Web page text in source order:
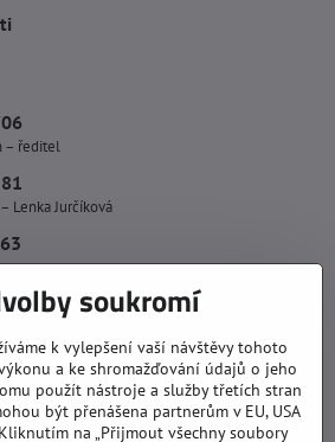
– ředitel
Lenka Jurčíková
soukromí
k vylepšení vaší návštěvy tohoto
a ke shromažďování údajů o jeho
použít nástroje a služby třetích stran
být přenášena partnerům v EU, USA
na „Přijmout všechny soubory